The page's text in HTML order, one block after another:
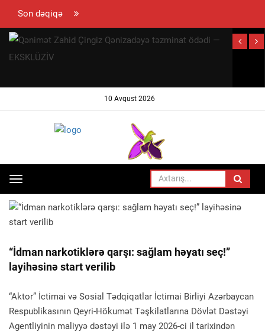
Son dəqiqə
10 Avqust 2026
Toggle
navigation
QHT XƏBƏR
“İdman narkotiklərə qarşı: sağlam həyatı seç!”
layihəsinə start verilib
“Aktor” İctimai və Sosial Tədqiqatlar İctimai Birliyi Azərbaycan
Respublikasının Qeyri-Hökumət Təşkilatlarına Dövlət Dəstəyi
Agentliyinin maliyyə dəstəyi ilə 1 may 2026-ci il tarixindən